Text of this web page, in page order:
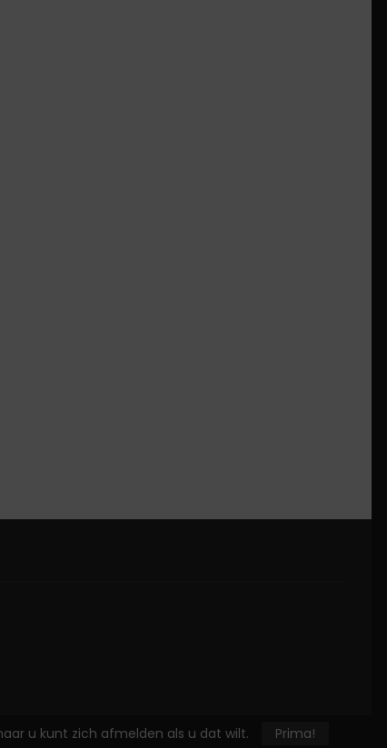
u kunt zich afmelden als u dat wilt.
Prima!